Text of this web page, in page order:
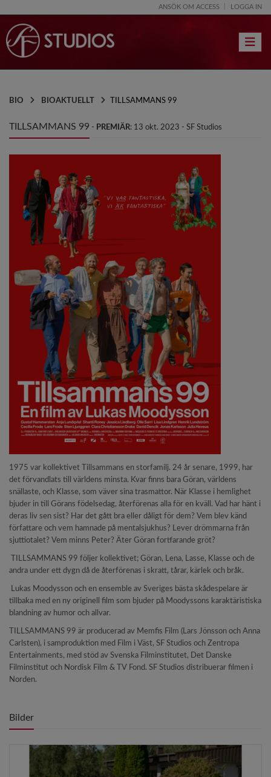
ANSÖK OM ACCESS LOGGA IN
Toggle
BIO BIOAKTUELLT TILLSAMMANS 99
TILLSAMMANS 99 - PREMIÄR: 13 okt. 2023 - SF Studios
1975 var kollektivet Tillsammans en storfamilj. 24 år senare, 1999, har
det förvandlats till världens minsta. Kvar finns bara Göran, världens
snällaste, och Klasse, som väver sina trasmattor. När Klasse i hemlighet
bjuder in till Görans födelsedag, återförenas alla för en kväll. Vad har hänt i
deras liv sen sist? Har det gått bra eller dåligt för dem? Vem blev känd
författare och vem hamnade på mentalsjukhus? Lever drömmarna från
sjuttiotalet? Vem minns Peter? Äter Göran fortfarande gröt?
TILLSAMMANS 99 följer kollektivet; Göran, Lena, Lasse, Klasse och de
andra under ett dygn då de återförenas i skratt, tårar, kärlek och bråk.
Lukas Moodysson och en ensemble av Sveriges bästa skådespelare är
tillbaka med en ny originell film som bjuder på Moodyssons karaktäristiska
blandning av humor och allvar.
TILLSAMMANS 99 är producerad av Memfis Film (Lars Jönsson och Anna
Carlsten), i samproduktion med Film i Väst, SF Studios och Zentropa
Entertainments, med stöd av Svenska Filminstitutet, Det Danske
Filminstitut och Nordisk Film & TV Fond. SF Studios distribuerar filmen i
Norden.
Bilder